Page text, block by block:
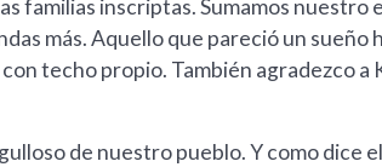
familias inscriptas. Sumamos nuestro
más. Aquello que pareció un sueño
techo propio. También agradezco a
de nuestro pueblo. Y como dice